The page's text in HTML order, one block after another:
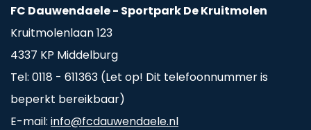
FC Dauwendaele - Sportpark De Kruitmolen
Kruitmolenlaan 123
4337 KP Middelburg
Tel: 0118 - 611363 (Let op! Dit telefoonnummer is
beperkt bereikbaar)
E-mail: info@fcdauwendaele.nl